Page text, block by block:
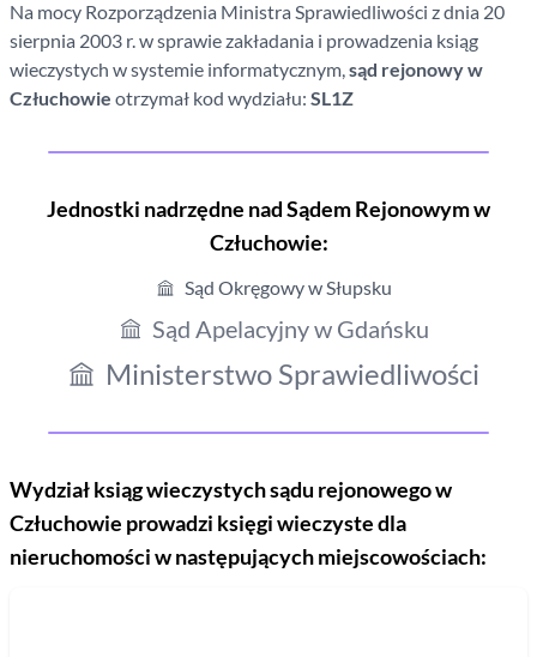
Na mocy Rozporządzenia Ministra Sprawiedliwości z dnia 20
sierpnia 2003 r. w sprawie zakładania i prowadzenia ksiąg
wieczystych w systemie informatycznym,sąd rejonowyw
Człuchowie otrzymał kod wydziału: SL1Z
Jednostki nadrzędne nad Sądem Rejonowymw
Człuchowie:
Sąd Okręgowy w Słupsku
Sąd Apelacyjny w Gdańsku
Ministerstwo Sprawiedliwości
Wydział ksiąg wieczystych sądu rejonowegow
Człuchowie prowadzi księgi wieczyste dla
nieruchomości w następujących miejscowościach: